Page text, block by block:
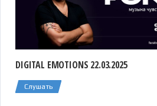
DIGITAL EMOTIONS 22.03.2025
Слушать